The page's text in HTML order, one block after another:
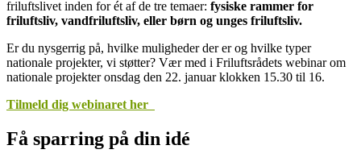
friluftslivet inden for ét af de tre temaer: fysiske rammer for
friluftsliv, vandfriluftsliv, eller børn og unges friluftsliv.
Er du nysgerrig på, hvilke muligheder der er og hvilke typer
nationale projekter, vi støtter? Vær med i Friluftsrådets webinar om
nationale projekter onsdag den 22. januar klokken 15.30 til 16.
Tilmeld dig webinaret her
Få sparring på din idé